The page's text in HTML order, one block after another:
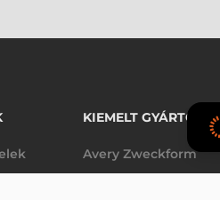
KIEMELT GYÁRTÓINK
Avery Zweckform